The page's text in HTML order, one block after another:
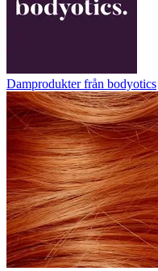
Damprodukter från bodyotics